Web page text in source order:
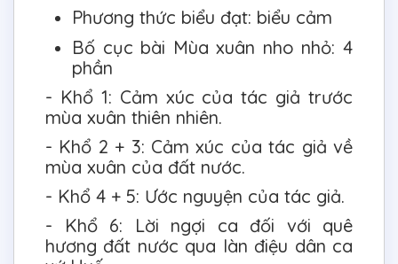
Phương thức biểu đạt: biểu cảm
Bố cục bài Mùa xuân nho nhỏ: 4
phần
- Khổ 1: Cảm xúc của tác giả trước
mùa xuân thiên nhiên.
- Khổ 2 + 3: Cảm xúc của tác giả về
mùa xuân của đất nước.
- Khổ 4 + 5: Ước nguyện của tác giả.
- Khổ 6: Lời ngợi ca đối với quê
hương đất nước qua làn điệu dân ca